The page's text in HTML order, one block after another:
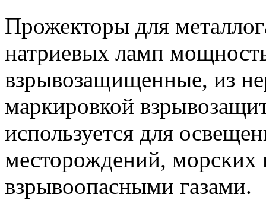
Прожекторы для
натриевых ламп
взрывозащищенные, из
маркировкой
используется для
месторождений, морских
взрывоопасными газами.